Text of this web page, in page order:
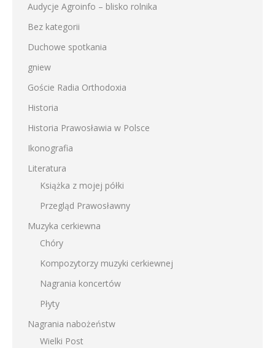
Audycje Agroinfo – blisko rolnika
Bez kategorii
Duchowe spotkania
gniew
Goście Radia Orthodoxia
Historia
Historia Prawosławia w Polsce
Ikonografia
Literatura
Książka z mojej półki
Przegląd Prawosławny
Muzyka cerkiewna
Chóry
Kompozytorzy muzyki cerkiewnej
Nagrania koncertów
Płyty
Nagrania nabożeństw
Wielki Post